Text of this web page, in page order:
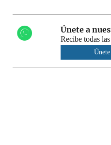
Únete a
Recibe todas
Únete